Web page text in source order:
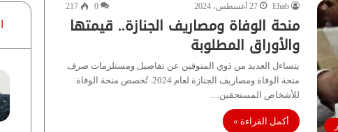
Ehab 27 أغسطس، 2024 0
217
منحة الوفاة ومصاريف الجنازة.. قيمتها
والأوراق المطلوبة
يتساءل العديد من ذوي المتوفين عن تفاصيل ومستلزمات صرف
منحة الوفاة ومصاريف الجنازة لعام 2024. تُخصص منحة الوفاة
للأشخاص المستحقين…
أكمل القراءة »